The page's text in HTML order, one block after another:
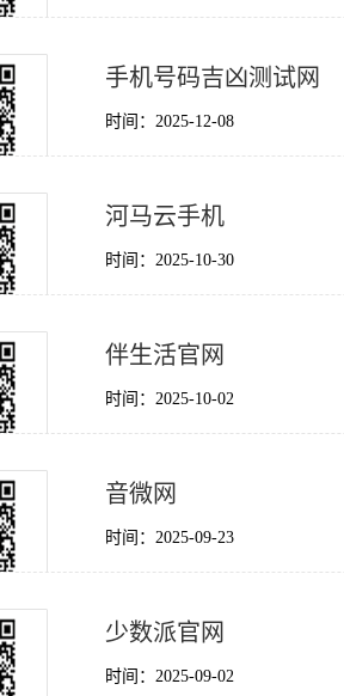
手机号码吉凶测试网
时间：2025-12-08
河马云手机
时间：2025-10-30
伴生活官网
时间：2025-10-02
音微网
时间：2025-09-23
少数派官网
时间：2025-09-02